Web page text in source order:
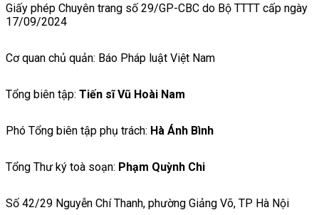
Giấy phép Chuyên trang số 29/GP-CBC do Bộ TTTT cấp ngày
17/09/2024
Cơ quan chủ quản: Báo Pháp luật Việt Nam
Tổng biên tập: Tiến sĩ Vũ Hoài Nam
Phó Tổng biên tập phụ trách: Hà Ánh Bình
Tổng Thư ký toà soạn: Phạm Quỳnh Chi
Số 42/29 Nguyễn Chí Thanh, phường Giảng Võ, TP Hà Nội